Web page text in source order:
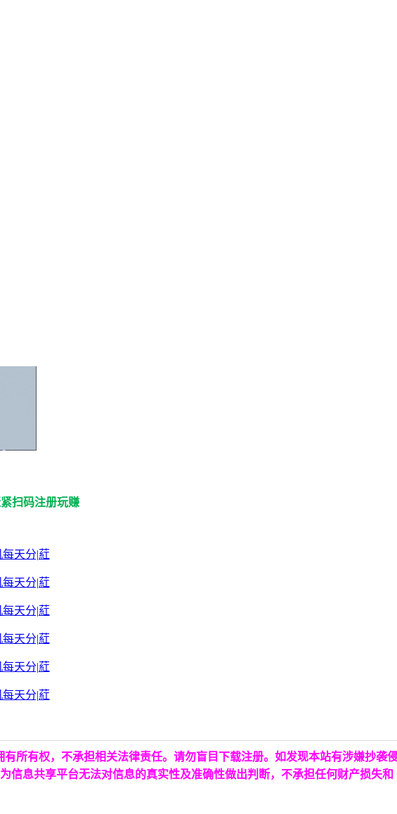
扫码注册玩赚
所有权，不承担相关法律责任。请勿盲目下载注册。如发现本站有涉嫌抄袭
信息共享平台无法对信息的真实性及准确性做出判断，不承担任何财产损失和